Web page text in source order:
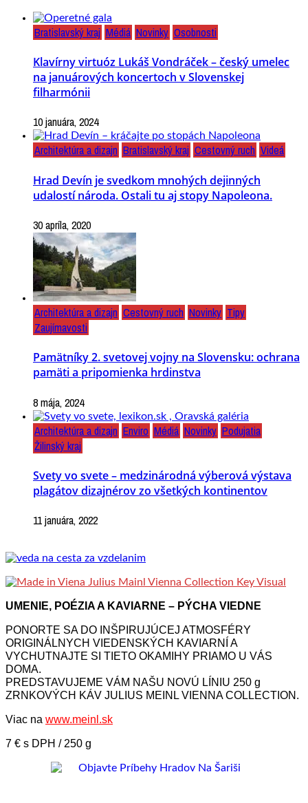
Bratislavský kraj Médiá Novinky Osobnosti
Klavírny virtuóz Lukáš Vondráček – český umelec
na januárových koncertoch v Slovenskej
filharmónii
10 januára, 2024
Architektúra a dizajn Bratislavský kraj Cestovný ruch Videá
Hrad Devín je svedkom mnohých dejinných
udalostí národa. Ostali tu aj stopy Napoleona.
30 apríla, 2020
Architektúra a dizajn Cestovný ruch Novinky Tipy
Zaujímavosti
Pamätníky 2. svetovej vojny na Slovensku: ochrana
pamäti a pripomienka hrdinstva
8 mája, 2024
Architektúra a dizajn Enviro Médiá Novinky Podujatia
Žilinský kraj
Svety vo svete – medzinárodná výberová výstava
plagátov dizajnérov zo všetkých kontinentov
11 januára, 2022
UMENIE, POÉZIA A KAVIARNE – PÝCHA VIEDNE
PONORTE SA DO INŠPIRUJÚCEJ ATMOSFÉRY
ORIGINÁLNYCH VIEDENSKÝCH KAVIARNÍ A
VYCHUTNAJTE SI TIETO OKAMIHY PRIAMO U VÁS
DOMA.
PREDSTAVUJEME VÁM NAŠU NOVÚ LÍNIU 250 g
ZRNKOVÝCH KÁV JULIUS MEINL VIENNA COLLECTION.
Viac na www.meinl.sk
7 € s DPH / 250 g